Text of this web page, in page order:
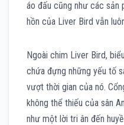
áo đấu cũng như các sản
hồn của Liver Bird vẫn
Ngoài chim Liver Bird,
chứa đựng những yếu tố
vượt thời gian của nó.
không thể thiếu của sân
như một lời tri ân đến